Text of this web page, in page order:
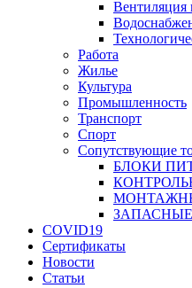
Вентиляция
Работа
Жилье
Культура
Промышленность
Транспорт
Спорт
Сопутствующие
БЛОКИ
COVID19
Сертификаты
Новости
Статьи